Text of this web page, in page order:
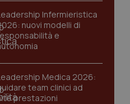
Infermieristica
nuovi modelli di
e
Medica 2026:
team clinici ad
prestazioni